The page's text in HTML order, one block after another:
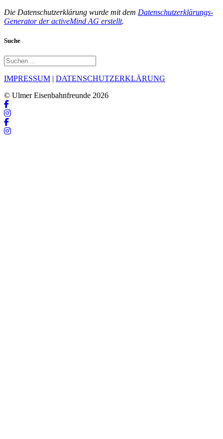
Die Datenschutzerklärung wurde mit dem Datenschutzerklärungs-
Generator der activeMind AG erstellt.
Suche
IMPRESSUM | DATENSCHUTZERKLÄRUNG
© Ulmer Eisenbahnfreunde 2026